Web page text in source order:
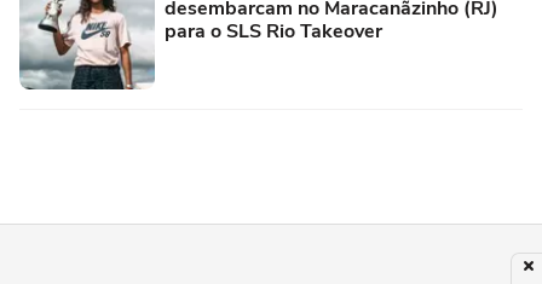
desembarcam no Maracanãzinho (RJ)
para o SLS Rio Takeover